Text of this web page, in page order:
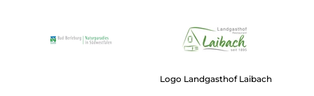
Logo Landgasthof Laibach